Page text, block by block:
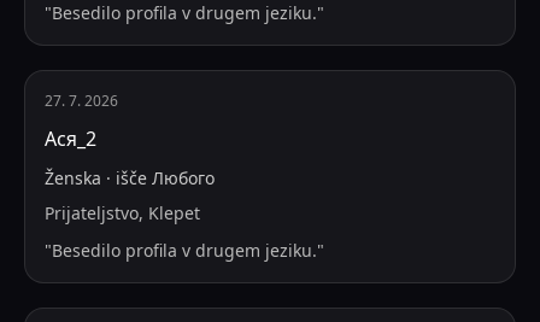
"Besedilo profila v drugem jeziku."
27. 7. 2026
Ася_2
Ženska · išče Любого
Prijateljstvo, Klepet
"Besedilo profila v drugem jeziku."